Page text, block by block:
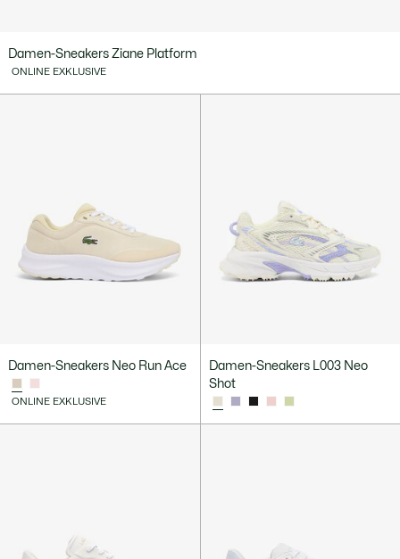
Damen-Sneakers Ziane Platform
ONLINE EXKLUSIVE
Damen-Sneakers Neo Run Ace
ONLINE EXKLUSIVE
Damen-Sneakers L003 Neo
Shot